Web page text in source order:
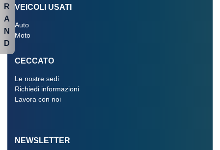
VEICOLI USATI
Auto
Moto
CECCATO
Le nostre sedi
Richiedi informazioni
Lavora con noi
NEWSLETTER
R
A
N
D